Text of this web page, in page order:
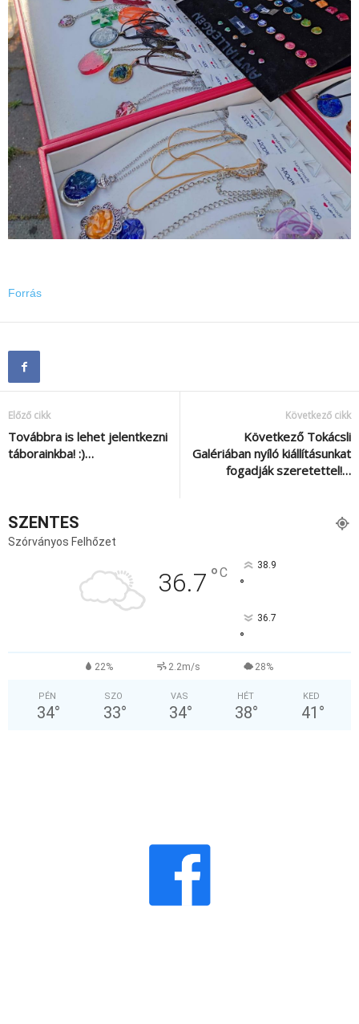
Forrás
Előző cikk
Továbbra is lehet jelentkezni
táborainkba! :)…
Következő cikk
Következő Tokácsli
Galériában nyíló kiállításunkat
fogadják szeretettel!…
SZENTES
Szórványos Felhőzet
36.7 °C 38.9
°
36.7
°
22% 2.2m/s 28%
PÉN
34°
SZO
33°
VAS
34°
HÉT
38°
KED
41 °